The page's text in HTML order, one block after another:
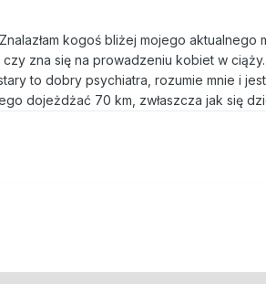
kogoś bliżej mojego aktualnego
czy zna się na prowadzeniu kobiet w
to dobry psychiatra, rozumie mnie i
dojeżdżać 70 km, zwłaszcza jak się